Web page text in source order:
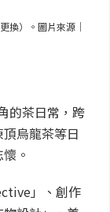
換）。圖片來源｜
的茶日常，跨
烏龍茶等日
。
」、創作